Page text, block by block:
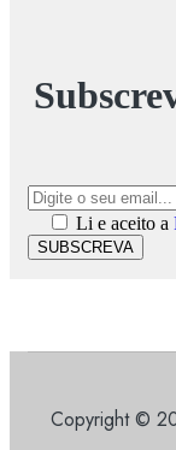
Li e aceito a
SUBSCREVA
Copyright ©